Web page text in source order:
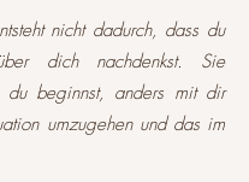
nicht dadurch, dass du
dich nachdenkst. Sie
du beginnst, anders mit dir
umzugehen und das im